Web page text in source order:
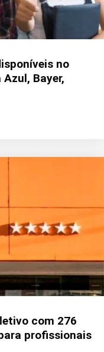
no
Bayer,
com 276
profissionais